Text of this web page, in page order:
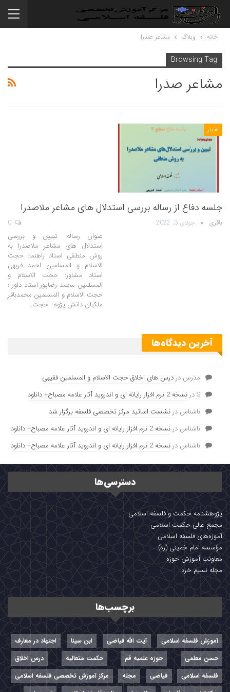
خانه وبلاگ مشاعر صدرا
Browsing Tag
مشاعر صدرا
اخبار
جلسه دفاع از رساله بررسی استدلال های مشاعر ملاصدرا
باقری جولای 3, 2022
عنوان رساله: تبیین و بررسی
استدلال های مشاعر ملاصدرا به
روش منطقی استاد راهنما: حجت
الاسلام و المسلمین احمد فربهی
استاد مشاور: حجت الاسلام و
المسلمین محمد رضاپور استاد داور :
حجت الاسلام و المسلمین محمدباقر
ملکیان دانش پژوه : حجت…
آخرین دیدگاه‌ها
مدرس در درس های اخلاق حجت الاسلام و المسلمین فقیهی
Sدر نسخه 2 نرم افزار رایانه ای و اندروید آثار علامه مصباح+ دانلود
ناشناس در نشست اساتید مرکز تخصصی فلسفه برگزار شد
ناشناس در نسخه 2 نرم افزار رایانه ای و اندروید آثار علامه مصباح+ دانلود
ناشناس در نسخه 2 نرم افزار رایانه ای و اندروید آثار علامه مصباح+ دانلود
دسترسی‌ها
پژوهشنامه حکمت و فلسفه اسلامی
مجمع عالی حکمت اسلامی
آموزه‌های فلسفه اسلامی
مؤسسه امام خمینی (ره)
معاونت آموزش حوزه
مجله نسیم خرد
برچسب‌ها
آموزش فلسفه اسلامی آیت الله فیاضی ابن سینا
اجتهاد در معارف
حسن معلمی
حوزه علمیه قم حکمت متعالیه
درس اخلاق
فلسفه اسلامی
فیاضی مجله
مرکز آموزش تخصصی فلسفه اسلامی